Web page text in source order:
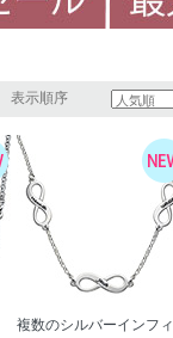
表示順序
複数のシルバーインフ